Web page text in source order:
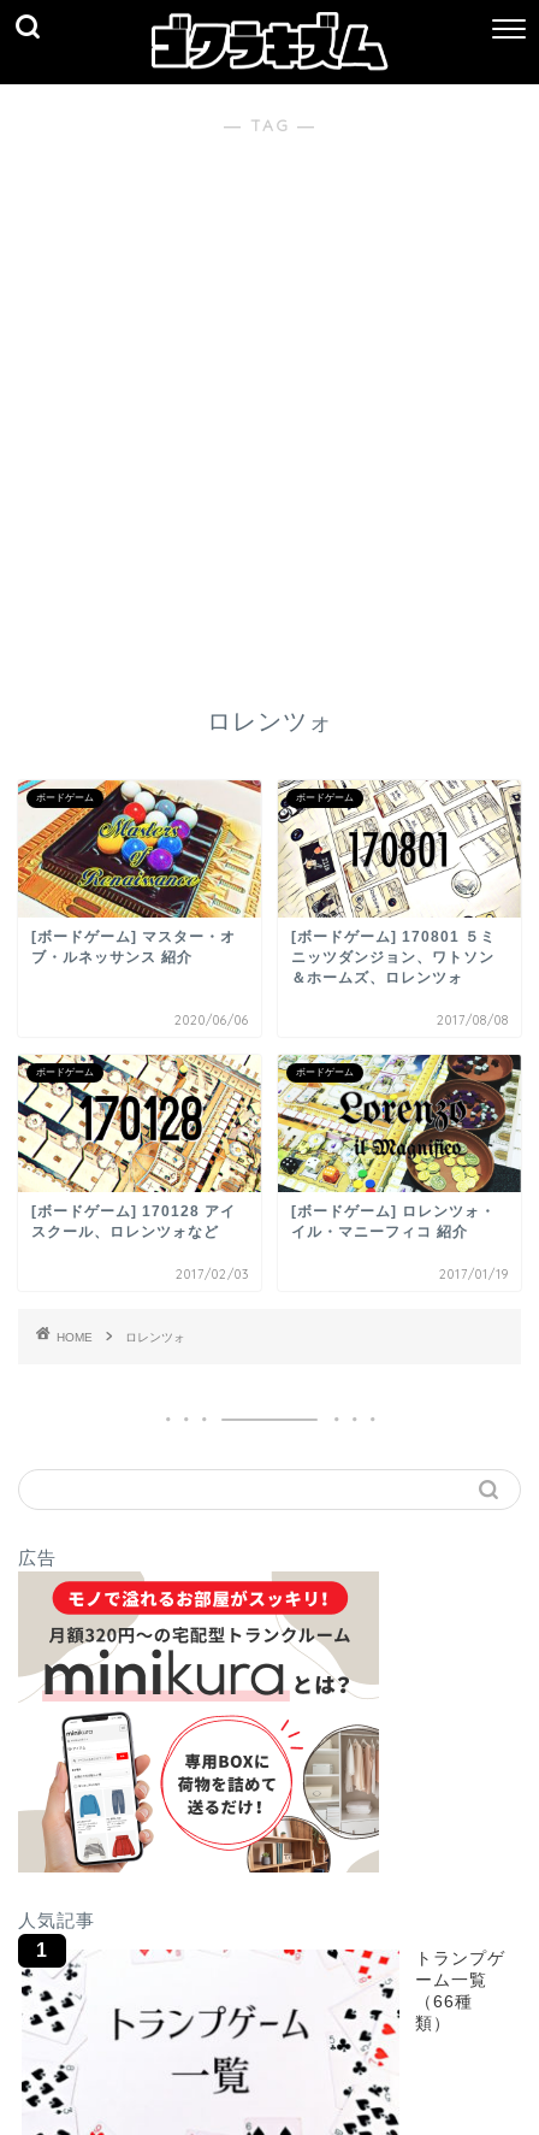
― TAG ―
ロレンツォ
ボードゲーム
[ボードゲーム] マスター・オ
ブ・ルネッサンス 紹介
2020/06/06
ボードゲーム
[ボードゲーム] 170801 ５ミ
ニッツダンジョン、ワトソン
＆ホームズ、ロレンツォ
2017/08/08
ボードゲーム
[ボードゲーム] 170128 アイ
スクール、ロレンツォなど
2017/02/03
ボードゲーム
[ボードゲーム] ロレンツォ・
イル・マニーフィコ 紹介
2017/01/19
HOME ロレンツォ
広告
人気記事
トランプゲ
ーム一覧
（66種
類）